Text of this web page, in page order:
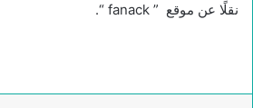
نقلًا عن موقع ” fanack “.